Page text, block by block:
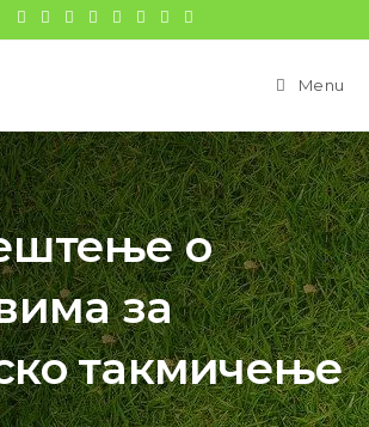
Menu
о
за
такмичење